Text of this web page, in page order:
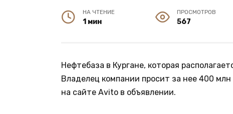
НА ЧТЕНИЕ
1 мин
ПРОСМОТРОВ
567
Нефтебаза в Кургане, которая
Владелец компании просит за нее 400
на сайте Avito в объявлении.